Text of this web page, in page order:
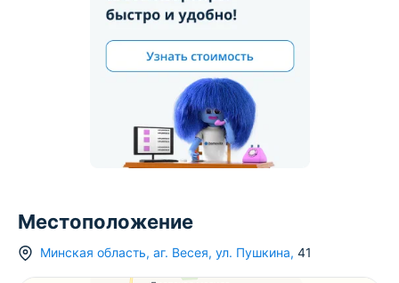
Местоположение
Минская область, аг. Весея, ул. Пушкина, 41